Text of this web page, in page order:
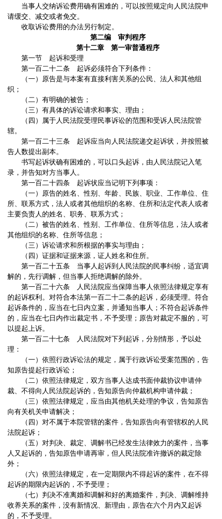
当事人交纳诉讼费用确有困难的，可以按照规定向人民法院申
请缓交、减交或者免交。
收取诉讼费用的办法另行制定。
第二编 审判程序
第十二章 第一审普通程序
第一节 起诉和受理
第一百二十二条 起诉必须符合下列条件：
（一）原告是与本案有直接利害关系的公民、法人和其他组
织；
（二）有明确的被告；
（三）有具体的诉讼请求和事实、理由；
（四）属于人民法院受理民事诉讼的范围和受诉人民法院管
辖。
第一百二十三条 起诉应当向人民法院递交起诉状，并按照被
告人数提出副本。
书写起诉状确有困难的，可以口头起诉，由人民法院记入笔
录，并告知对方当事人。
第一百二十四条 起诉状应当记明下列事项：
（一）原告的姓名、性别、年龄、民族、职业、工作单位、住
所、联系方式，法人或者其他组织的名称、住所和法定代表人或者
主要负责人的姓名、职务、联系方式；
（二）被告的姓名、性别、工作单位、住所等信息，法人或者
其他组织的名称、住所等信息；
（三）诉讼请求和所根据的事实与理由；
（四）证据和证据来源，证人姓名和住所。
第一百二十五条 当事人起诉到人民法院的民事纠纷，适宜调
解的，先行调解，但当事人拒绝调解的除外。
第一百二十六条 人民法院应当保障当事人依照法律规定享有
的起诉权利。对符合本法第一百二十二条的起诉，必须受理。符合
起诉条件的，应当在七日内立案，并通知当事人；不符合起诉条件
的，应当在七日内作出裁定书，不予受理；原告对裁定不服的，可
以提起上诉。
第一百二十七条 人民法院对下列起诉，分别情形，予以处
理：
（一）依照行政诉讼法的规定，属于行政诉讼受案范围的，告
知原告提起行政诉讼；
（二）依照法律规定，双方当事人达成书面仲裁协议申请仲
裁、不得向人民法院起诉的，告知原告向仲裁机构申请仲裁；
（三）依照法律规定，应当由其他机关处理的争议，告知原告
向有关机关申请解决；
（四）对不属于本院管辖的案件，告知原告向有管辖权的人民
法院起诉；
（五）对判决、裁定、调解书已经发生法律效力的案件，当事
人又起诉的，告知原告申请再审，但人民法院准许撤诉的裁定除
外；
（六）依照法律规定，在一定期限内不得起诉的案件，在不得
起诉的期限内起诉的，不予受理；
（七）判决不准离婚和调解和好的离婚案件，判决、调解维持
收养关系的案件，没有新情况、新理由，原告在六个月内又起诉
的，不予受理。